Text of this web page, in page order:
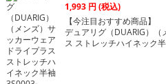
1,993 円 (税込)
【今注目おすすめ商品】
デュアリグ（DUARIG）（
ス ストレッチハイネック